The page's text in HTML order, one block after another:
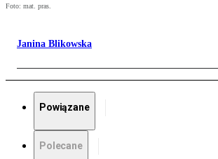
Foto: mat. pras.
Janina Blikowska
Powiązane
Polecane